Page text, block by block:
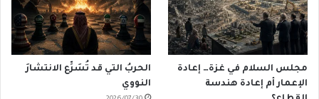
مجلس السلام في غزة… إعادة
الإعمار أم إعادة هندسة
الحربُ التي قد تُسَرِّع الانتشارَ
النووي